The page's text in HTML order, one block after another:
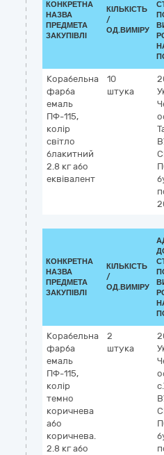
КОНКРЕТНА
НАЗВА
ПРЕДМЕТА
ЗАКУПІВЛІ
КІЛЬКІСТЬ
/
ОД.ВИМІРУ
Корабельна
фарба
емаль
ПФ-115,
колір
світло
блакитний
2.8 кг або
еквівалент
10
штука
КОНКРЕТНА
НАЗВА
ПРЕДМЕТА
ЗАКУПІВЛІ
КІЛЬКІСТЬ
/
ОД.ВИМІРУ
Корабельна
фарба
емаль
ПФ-115,
колір
темно
коричнева
або
коричнева.
2.8 кг або
2
штука